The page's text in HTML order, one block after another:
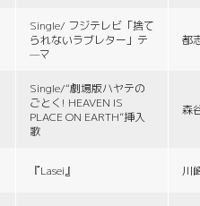
Single/ フジテレビ「捨て
られないラブレター」テ
—マ
都
Single/“劇場版ハヤテの
ごとく! HEAVEN IS
PLACE ON EARTH”挿入
歌
森
『Lasei』 川